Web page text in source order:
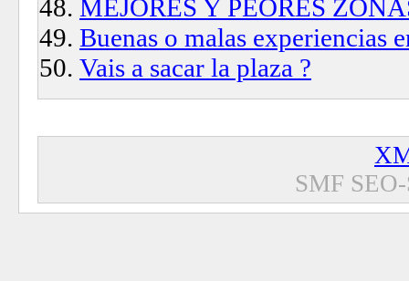
MEJORES Y PEORES
Buenas o malas experiencias
Vais a sacar la plaza ?
SMF